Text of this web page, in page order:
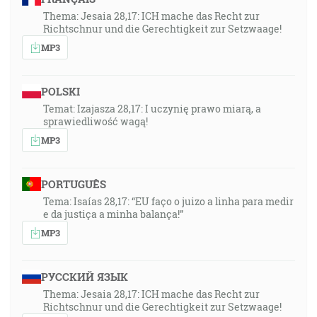
21:11
"2. Korinťanom 5:20", "Tedy za Krista posolstvujeme,
ako čo by sám Boh napomínal skrze nás, prosíme za
Krista, smierte sa s Bohom!"
22:54
"Kološanom 3:13", "… znášajúc jeden druhého a
odpúšťajúc si, keby mal niekto na niekoho žalobu, ako
aj Kristus odpustil vám, tak aj vy."
24:56
"2. Korinťanom 5:21", "Lebo toho, ktorý nepoznal
hriechu, učinil za nás hriechom, aby sme my boli
spravedlivosťou Božou v ňom."
"Žalm 50:23", "Ten, kto obetuje chválu, ma ctí, a tomu,
kto pozoruje na svoju cestu, ukážem spasenie Božie."
Thema: Jesaia 28,17: ICH mache das Recht zur
Richtschnur und die Gerechtigkeit zur Setzwaage!
MP3
POLSKI
Temat: Izajasza 28,17: I uczynię prawo miarą, a
sprawiedliwość wagą!
MP3
PORTUGUÊS
Tema: Isaías 28,17: “EU faço o juizo a linha para medir
e da justiça a minha balança!”
MP3
РУССКИЙ ЯЗЫК
Thema: Jesaia 28,17: ICH mache das Recht zur
Richtschnur und die Gerechtigkeit zur Setzwaage!